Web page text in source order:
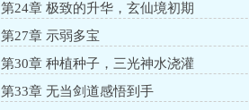
第24章 极致的升华，玄仙境初期
第27章 示弱多宝
第30章 种植种子，三光神水浇灌
第33章 无当剑道感悟到手